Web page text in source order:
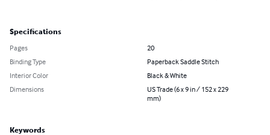
Specifications
Pages
20
Binding Type
Paperback Saddle Stitch
Interior Color
Black & White
Dimensions
US Trade (6 x 9 in / 152 x 229
mm)
Keywords